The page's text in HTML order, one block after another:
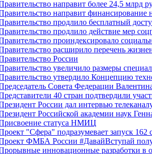
направит более 24,5 млрд
направит финансирование
продлило бесплатный
продлило действие мер
проиндексировало
расширило перечень
России
увеличило размеры
утвердило Концепцию
Совета Федерации
40 стран подтвердили
России дал интервью
Российской академии наук
статуса НМИЦ
"Сфера" подразумевает запуск
ФМБА России #ДавайВступай
инновационные разработки в